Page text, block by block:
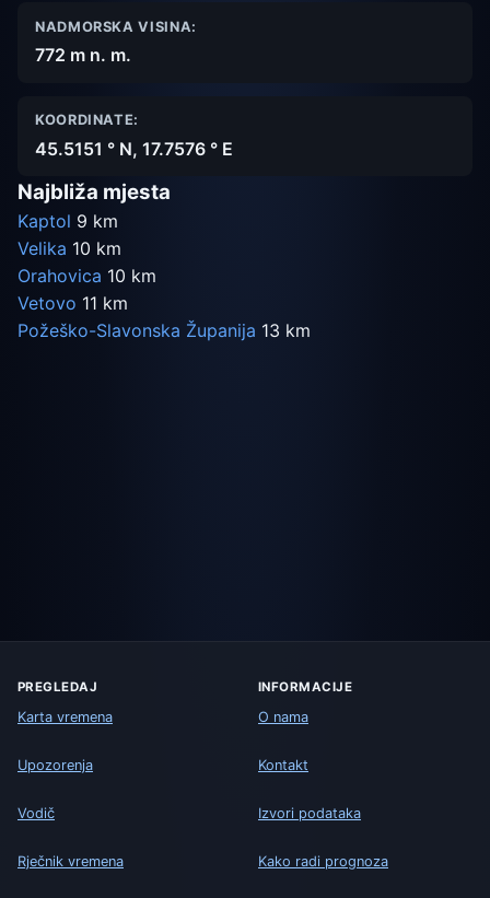
NADMORSKA VISINA:
772 m n. m.
KOORDINATE:
45.5151 ° N, 17.7576 ° E
Najbliža mjesta
Kaptol 9 km
Velika 10 km
Orahovica 10 km
Vetovo 11 km
Požeško-Slavonska Županija 13 km
PREGLEDAJ
Karta vremena
Upozorenja
Vodič
Rječnik vremena
INFORMACIJE
O nama
Kontakt
Izvori podataka
Kako radi prognoza